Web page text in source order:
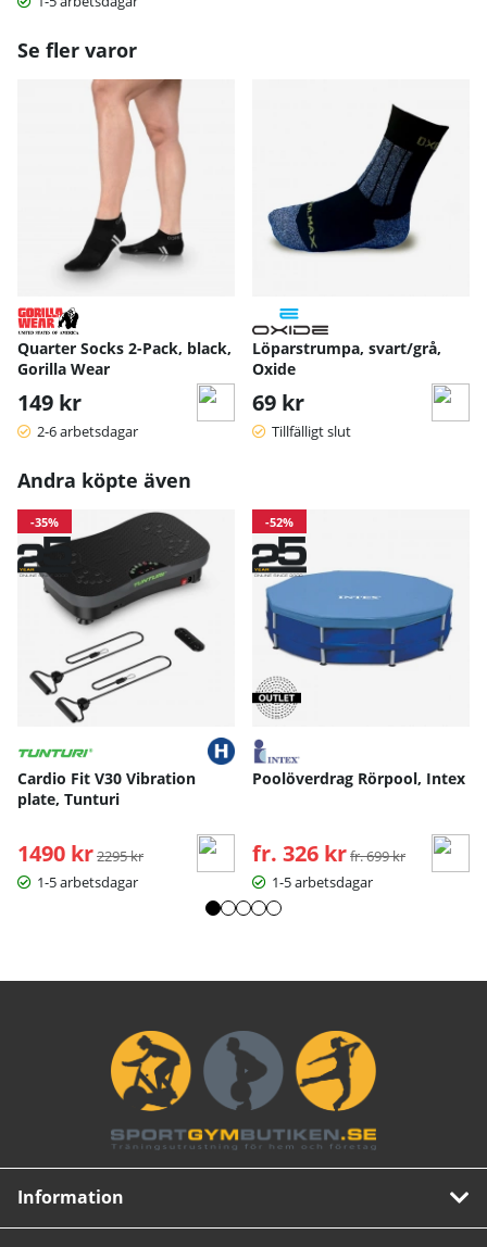
Se fler varor
Quarter Socks 2-Pack, black,
Gorilla Wear
149 kr
2-6 arbetsdagar
Löparstrumpa, svart/grå,
Oxide
69 kr
Tillfälligt slut
Andra köpte även
-35%
Cardio Fit V30 Vibration
plate, Tunturi
1490 kr Ordinarie pris:
2295 kr
1-5 arbetsdagar
-52%
Poolöverdrag Rörpool, Intex
fr. 326 kr Ordinarie pris:
fr. 699 kr
1-5 arbetsdagar
Information